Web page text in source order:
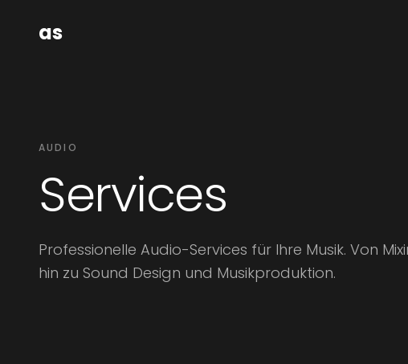
as
AUDIO
Services
Professionelle Audio-Services für Ihre Musik. Von
hin zu Sound Design und Musikproduktion.